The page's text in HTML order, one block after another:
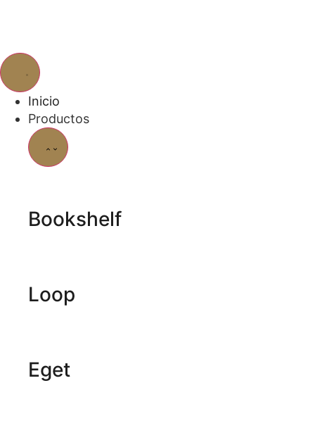
Inicio
Productos
Bookshelf
Loop
Eget